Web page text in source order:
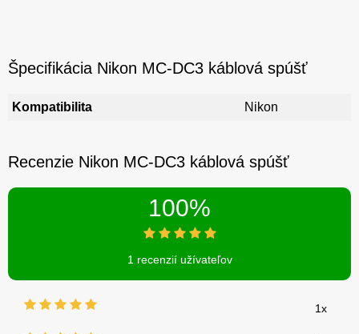
Špecifikácia Nikon MC-DC3 káblová spúšť
Kompatibilita Nikon
Recenzie Nikon MC-DC3 káblová spúšť
100%
1 recenzií užívateľov
1x